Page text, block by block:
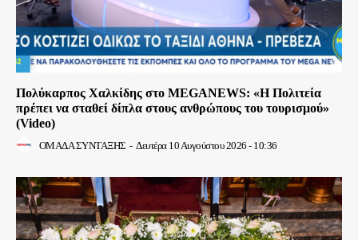
Πολύκαρπος Χαλκίδης στο MEGANEWS: «Η Πολιτεία
πρέπει να σταθεί δίπλα στους ανθρώπους του τουρισμού»
(Video)
ΟΜΑΔΑ ΣΥΝΤΑΞΗΣ - Δευτέρα 10 Αυγούστου 2026 - 10:36